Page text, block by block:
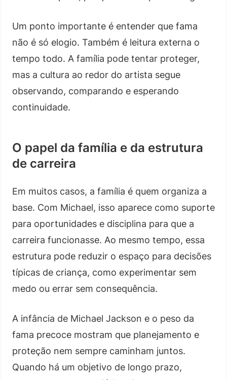
Um ponto importante é entender que fama
não é só elogio. Também é leitura externa o
tempo todo. A família pode tentar proteger,
mas a cultura ao redor do artista segue
observando, comparando e esperando
continuidade.
O papel da família e da estrutura
de carreira
Em muitos casos, a família é quem organiza a
base. Com Michael, isso aparece como suporte
para oportunidades e disciplina para que a
carreira funcionasse. Ao mesmo tempo, essa
estrutura pode reduzir o espaço para decisões
típicas de criança, como experimentar sem
medo ou errar sem consequência.
A infância de Michael Jackson e o peso da
fama precoce mostram que planejamento e
proteção nem sempre caminham juntos.
Quando há um objetivo de longo prazo,